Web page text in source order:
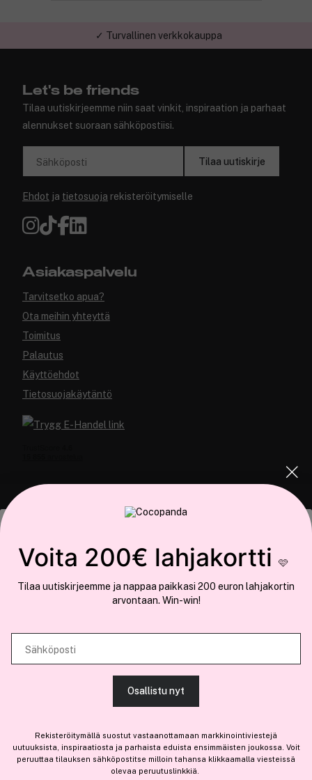
Tämä sivusto käyttää evästeitä
Käytämme evästeitä tarjoamamme sisällön ja mainosten
räätälöimiseen, sosiaalisen median ominaisuuksien tukemiseen ja
käytät sivustoamme. Kumppanimme voivat yhdistää näitä tietoja muihin
✓ Turvallinen verkkokauppa
Let's be friends
Tilaa uutiskirjeemme niin saat vinkit, inspiraation ja parhaat
alennukset suoraan sähköpostiisi.
Sähköposti Tilaa uutiskirje
Ehdot ja tietosuoja rekisteröitymiselle
Asiakaspalvelu
Tarvitsetko apua?
Ota meihin yhteyttä
Toimitus
Palautus
Käyttöehdot
Tietosuojakäytäntö
Meistä
Olemme osaBrandsdal Group AS
Jos haluat henkilökohtaista neuvoa ammattitason hiustuotteista,
Voita 200€ lahjakortti 🩷
Tilaa uutiskirjeemme ja nappaa paikkasi 200 euron lahjakortin
arvontaan. Win-win!
Sähköposti
Osallistu nyt
Rekisteröitymällä suostut vastaanottamaan markkinointiviestejä
uutuuksista, inspiraatiosta ja parhaista eduista ensimmäisten joukossa. Voit
peruuttaa tilauksen sähköpostitse milloin tahansa klikkaamalla viesteissä
olevaa peruutuslinkkiä.